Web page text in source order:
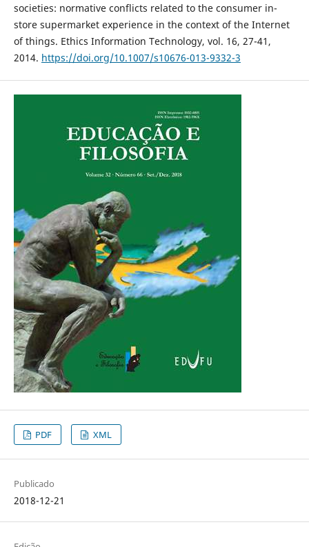
societies: normative conflicts related to the consumer in-
store supermarket experience in the context of the Internet
of things. Ethics Information Technology, vol. 16, 27-41,
2014. https://doi.org/10.1007/s10676-013-9332-3
PDF XML
Publicado
2018-12-21